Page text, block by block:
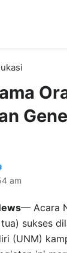
Bisnis
am
— Acara
sukses
(UNM)